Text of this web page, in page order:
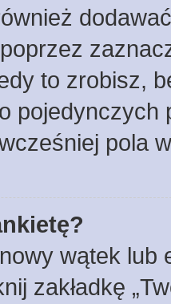
to zrobisz,
pola
wątek lub
zakładkę